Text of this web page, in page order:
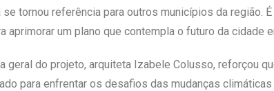
se tornou referência para outros municípios da região.
aprimorar um plano que contempla o futuro da cidade
geral do projeto, arquiteta Izabele Colusso, reforçou
para enfrentar os desafios das mudanças